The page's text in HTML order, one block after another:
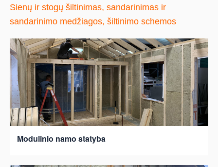
Sienų ir stogų šiltinimas, sandarinimas ir
sandarinimo medžiagos, šiltinimo schemos
Modulinio namo statyba